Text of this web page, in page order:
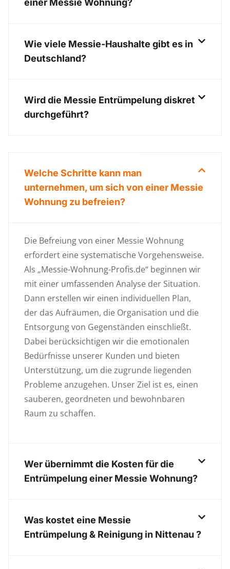
Wie viele Messie-Haushalte gibt es in
Deutschland?
Wird die Messie Entrümpelung diskret
durchgeführt?
Welche Schritte kann man
unternehmen, um sich von einer Messie
Wohnung zu befreien?
Die Befreiung von einer Messie Wohnung
erfordert eine systematische Vorgehensweise.
Als „Messie-Wohnung-Profis.de“ beginnen wir
mit einer umfassenden Analyse der Situation.
Dann erstellen wir einen individuellen Plan,
der das Aufräumen, die Organisation und die
Entsorgung von Gegenständen einschließt.
Dabei berücksichtigen wir die emotionalen
Bedürfnisse unserer Kunden und bieten
Unterstützung, um die zugrunde liegenden
Probleme anzugehen. Unser Ziel ist es, einen
sauberen, geordneten und bewohnbaren
Raum zu schaffen.
Wer übernimmt die Kosten für die
Entrümpelung einer Messie Wohnung?
Was kostet eine Messie
Entrümpelung & Reinigung in Nittenau ?